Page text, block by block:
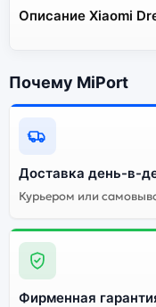
Описание Xiaomi
Почему MiPort
Доставка день-в-
Курьером или
Фирменная